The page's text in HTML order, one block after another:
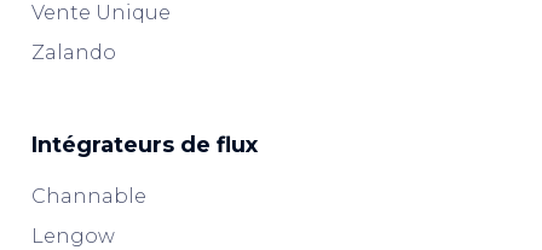
Vente Unique
Zalando
Intégrateurs de flux
Channable
Lengow